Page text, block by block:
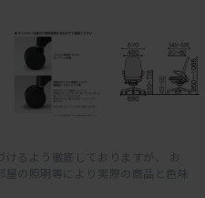
るよう徹底しておりますが、 お
の照明等により実際の商品と色味